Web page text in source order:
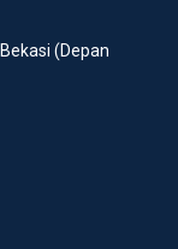
(Depan